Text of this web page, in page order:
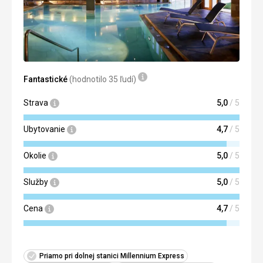
Táto recenzia bola preložená automaticky pomocou
Google Translate
Fantastické(hodnotilo 35 ľudí)
Strava 5,0 / 5
Ubytovanie 4,7 / 5
Okolie 5,0 / 5
Služby 5,0 / 5
Cena 4,7 / 5
Priamo pri dolnej stanici Millennium Express